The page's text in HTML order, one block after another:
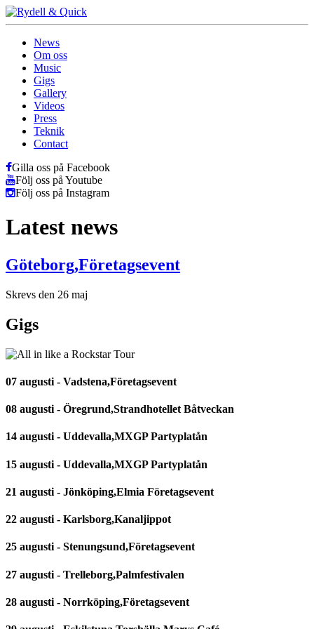
News
Om oss
Music
Gigs
Gallery
Videos
Press
Teknik
Contact
Gilla oss på Facebook
Följ oss på Youtube
Följ oss på Instagram
Latest news
Göteborg,Företagsevent
Skrevs den 26 maj
Gigs
07 augusti - Vadstena,Företagsevent
08 augusti - Öregrund,Strandhotellet Båtveckan
14 augusti - Uddevalla,MXGP Partyplatån
15 augusti - Uddevalla,MXGP Partyplatån
21 augusti - Jönköping,Elmia Företagsevent
22 augusti - Karlsborg,Kanaljippot
25 augusti - Stenungsund,Företagsevent
27 augusti - Trelleborg,Palmfestivalen
28 augusti - Norrköping,Företagsevent